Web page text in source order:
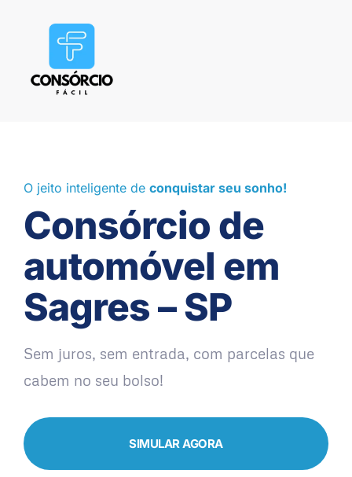
O jeito inteligente de conquistar seu sonho!
Consórcio de
automóvel em
Sagres – SP
Sem juros, sem entrada, com parcelas que
cabem no seu bolso!
SIMULAR AGORA